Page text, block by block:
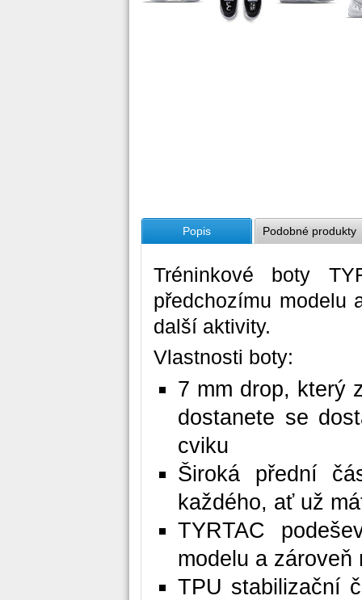
Popis Podobné produkty
Tréninkové boty
předchozímu modelu
další aktivity.
Vlastnosti boty:
7 mm drop, který
dostanete se
cviku
Široká přední
každého, ať už
TYRTAC
modelu a
TPU stabilizační